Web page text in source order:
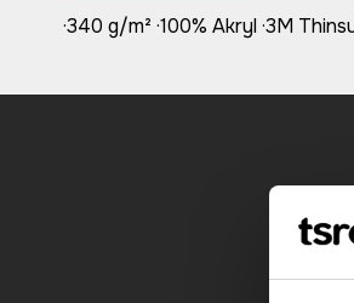
·340 g/m² ·100% Akryl ·3M